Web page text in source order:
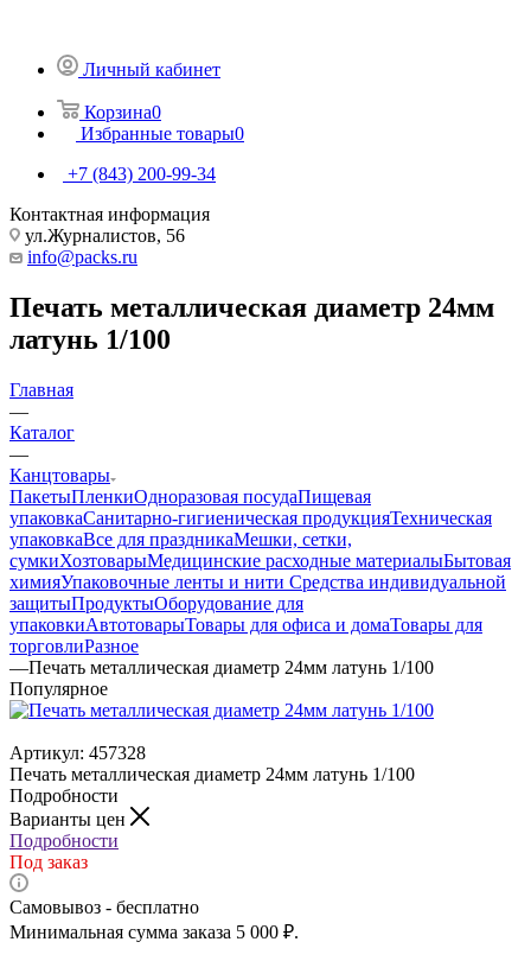
Личный кабинет
Корзина0
Избранные товары0
+7 (843) 200-99-34
Контактная информация
ул.Журналистов, 56
info@packs.ru
Печать металлическая диаметр 24мм
латунь 1/100
Главная
—
Каталог
—
Канцтовары
ПакетыПленкиОдноразовая посудаПищевая
упаковкаСанитарно-гигиеническая продукцияТехническая
упаковкаВсе для праздникаМешки, сетки,
сумкиХозтоварыМедицинские расходные материалыБытовая
химияУпаковочные ленты и нити Средства индивидуальной
защитыПродуктыОборудование для
упаковкиАвтотоварыТовары для офиса и домаТовары для
торговлиРазное
—Печать металлическая диаметр 24мм латунь 1/100
Популярное
Артикул: 457328
Печать металлическая диаметр 24мм латунь 1/100
Подробности
Варианты цен
Подробности
Под заказ
Самовывоз - бесплатно
Минимальная сумма заказа 5 000 ₽.